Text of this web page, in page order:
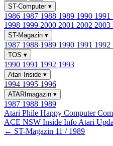
ST-Computer ▾
1986 1987 1988 1989 1990 1991
1998 1999 2000 2001 2002 2003
ST-Magazin ▾
1987 1988 1989 1990 1991 1992
TOS ▾
1990 1991 1992 1993
Atari Inside ▾
1994 1995 1996
ATARImagazin ▾
1987 1988 1989
Atari Phile Happy Computer
ACE NSW Inside Info Atari
← ST-Magazin 11 / 1989